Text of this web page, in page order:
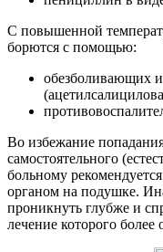
С повышенной
борются с помощью:
обезболивающих
Во избежание
самостоятельного
больному
органом на подушке.
проникнуть глубже и
лечение которого более